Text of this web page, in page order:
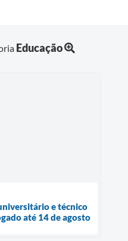
Educação
e técnico
até 14 de agosto